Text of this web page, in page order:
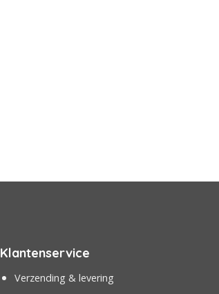
Klantenservice
Verzending & levering